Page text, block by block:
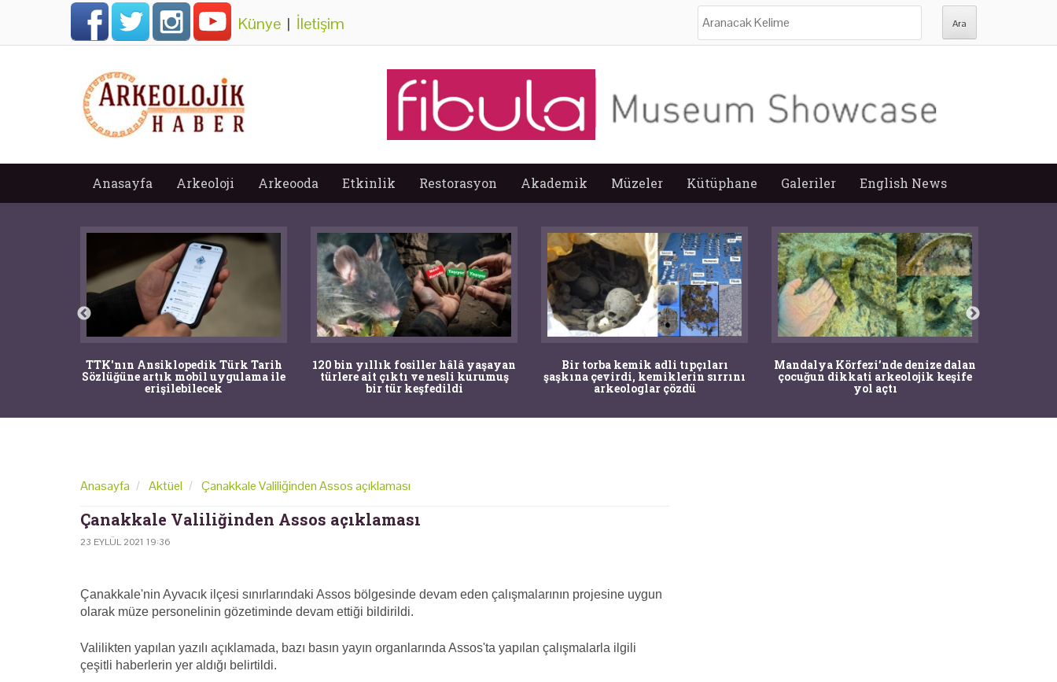
Künye | İletişim
Anasayfa Arkeoloji Arkeooda Etkinlik Restorasyon Akademik Müzeler Kütüphane Galeriler English News
TTK'nın Ansiklopedik Türk Tarih
Sözlüğüne artık mobil uygulama ile
erişilebilecek
120 bin yıllık fosiller hâlâ yaşayan
türlere ait çıktı ve nesli kurumuş
bir tür keşfedildi
Bir torba kemik adli tıpçıları
şaşkına çevirdi, kemiklerin sırrını
arkeologlar çözdü
Mandalya Körfezi’nde denize dalan
çocuğun dikkati arkeolojik keşife
yol açtı
Anasayfa Aktüel Çanakkale Valiliğinden Assos açıklaması
Çanakkale Valiliğinden Assos açıklaması
23 EYLÜL 2021 19:36
Çanakkale'nin Ayvacık ilçesi sınırlarındaki Assos bölgesinde devam eden çalışmalarının projesine uygun
olarak müze personelinin gözetiminde devam ettiği bildirildi.
Valilikten yapılan yazılı açıklamada, bazı basın yayın organlarında Assos'ta yapılan çalışmalarla ilgili
çeşitli haberlerin yer aldığı belirtildi.